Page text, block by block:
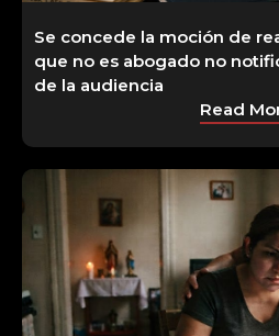
Se concede la moción de
que no es abogado no
de la audiencia
Read